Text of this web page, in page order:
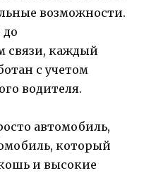
возможности.
до
связи, каждый
с учетом
водителя.
автомобиль,
который
и высокие